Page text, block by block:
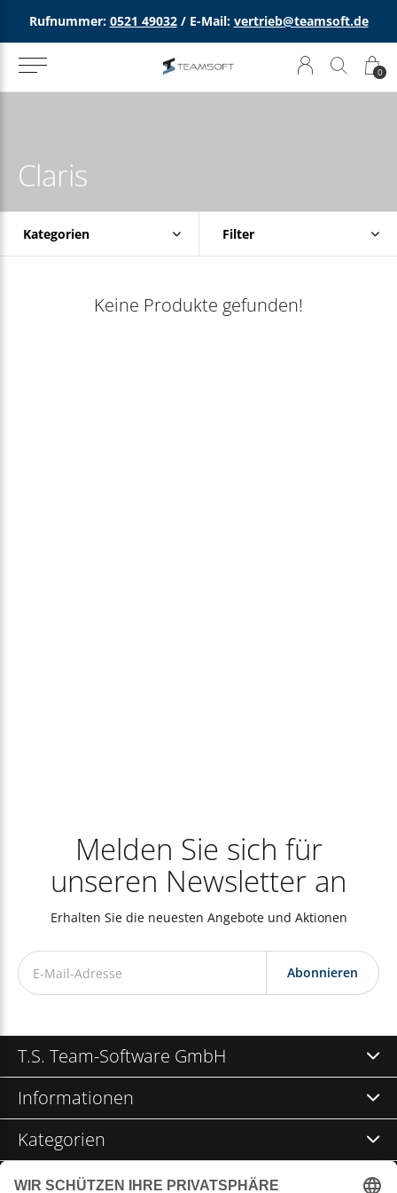
0
Rufnummer: 0521 49032/ E-Mail: vertrieb@teamsoft.de
Claris
Kategorien Filter
Keine Produkte gefunden!
Melden Sie sich für
unseren Newsletter an
Erhalten Sie die neuesten Angebote und Aktionen
Abonnieren
T.S. Team-Software GmbH
Informationen
Kategorien
Kontakt